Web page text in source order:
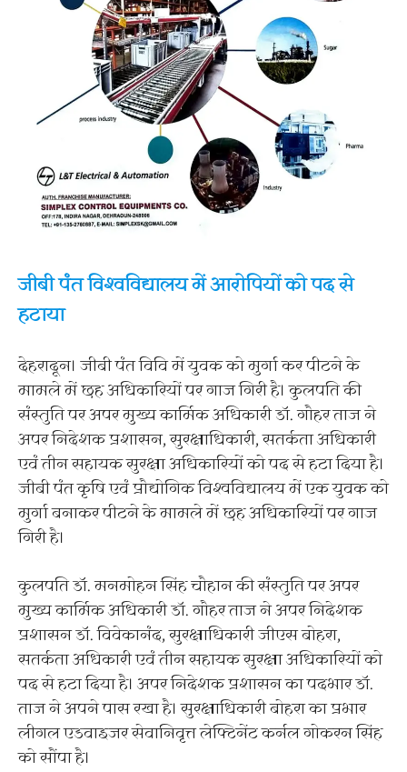
जीबी पंत विश्वविद्यालय में आरोपियों को पद से
हटाया
देहरादून। जीबी पंत विवि में युवक को मुर्गा कर पीटने के
मामले में छह अधिकारियों पर गाज गिरी है। कुलपति की
संस्तुति पर अपर मुख्य कार्मिक अधिकारी डॉ. गौहर ताज ने
अपर निदेशक प्रशासन, सुरक्षाधिकारी, सतर्कता अधिकारी
एवं तीन सहायक सुरक्षा अधिकारियों को पद से हटा दिया है।
जीबी पंत कृषि एवं प्रौद्योगिक विश्वविद्यालय में एक युवक को
मुर्गा बनाकर पीटने के मामले में छह अधिकारियों पर गाज
गिरी है।
कुलपति डॉ. मनमोहन सिंह चौहान की संस्तुति पर अपर
मुख्य कार्मिक अधिकारी डॉ. गौहर ताज ने अपर निदेशक
प्रशासन डॉ. विवेकानंद, सुरक्षाधिकारी जीएस बोहरा,
सतर्कता अधिकारी एवं तीन सहायक सुरक्षा अधिकारियों को
पद से हटा दिया है। अपर निदेशक प्रशासन का पदभार डॉ.
ताज ने अपने पास रखा है। सुरक्षाधिकारी बोहरा का प्रभार
लीगल एडवाइजर सेवानिवृत्त लेफ्टिनेंट कर्नल गोकरन सिंह
को सौंपा है।